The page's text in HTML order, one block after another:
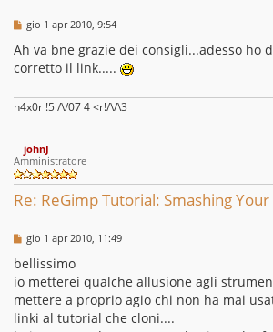
M
e
s
s
a
i
gio 1 apr 2010, 9:54
Ah va bne grazie dei consigli...adesso ho
corretto il link.....
h4x0r !5 /\/07 4 <r!/\/\3
johnJ
Amministratore
Re: ReGimp Tutorial: Smashing
M
e
s
s
a
g
g
i
gio 1 apr 2010, 11:49
bellissimo
io metterei qualche allusione agli
mettere a proprio agio chi non ha mai
linki al tutorial che cloni....